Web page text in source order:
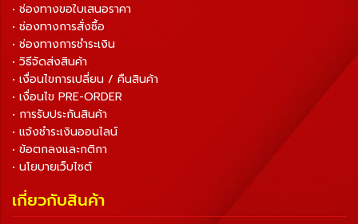
• ช่องทางขอใบเสนอราคา
• ช่องทางการสั่งซื้อ
• ช่องทางการชำระเงิน
• วิธีจัดส่งสินค้า
• เงื่อนไขการเปลี่ยน / คืนสินค้า
• เงื่อนไข PRE-ORDER
• การรับประกันสินค้า
• แจ้งชำระเงินออนไลน์
• ข้อตกลงและกติกา
• นโยบายเว็บไซต์
เกี่ยวกับสินค้า